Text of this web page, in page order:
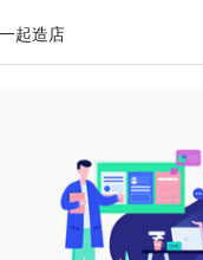
起造店